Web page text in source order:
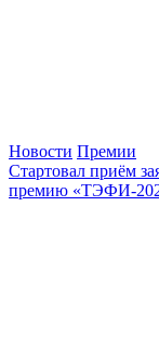
Новости Премии
Стартовал приём
премию